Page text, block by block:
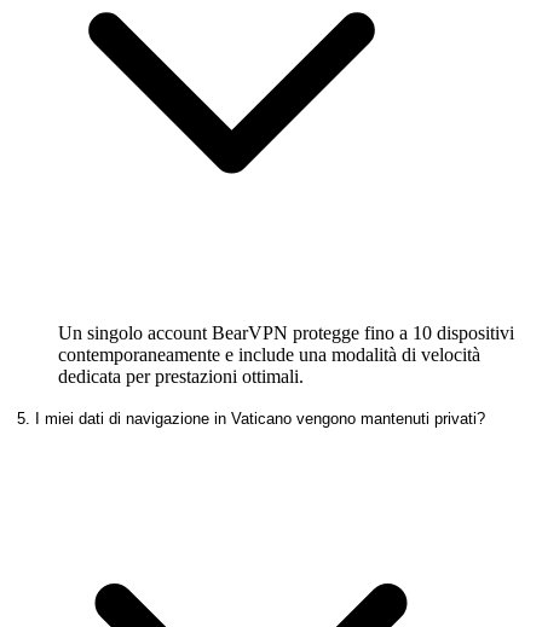
Un singolo account BearVPN protegge fino a 10 dispositivi
contemporaneamente e include una modalità di velocità
dedicata per prestazioni ottimali.
5. I miei dati di navigazione in Vaticano vengono mantenuti privati?